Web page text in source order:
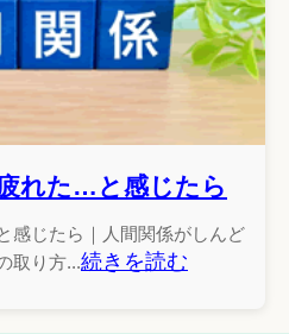
れた…と感じたら
感じたら｜人間関係がしんど
取り方...続きを読む